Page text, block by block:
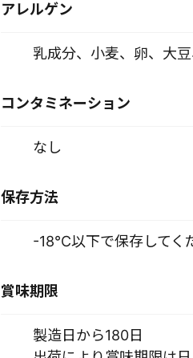
アレルゲン
乳成分、小麦、卵、大
コンタミネーション
なし
保存方法
-18℃以下で保存してく
賞味期限
製造日から180日